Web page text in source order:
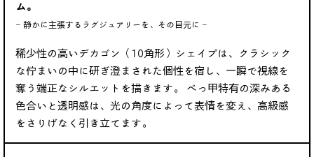
ム。
‒ 静かに主張するラグジュアリーを、その目元に ‒
稀少性の高いデカゴン（10角形）シェイプは、クラシック
な佇まいの中に研ぎ澄まされた個性を宿し、一瞬で視線を
奪う端正なシルエットを描きます。 べっ甲特有の深みある
色合いと透明感は、光の角度によって表情を変え、高級感
をさりげなく引き立てます。